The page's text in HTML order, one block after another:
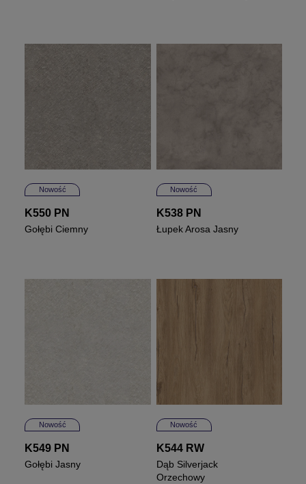
Nowość
K550 PN
Gołębi Ciemny
Nowość
K538 PN
Łupek Arosa Jasny
Nowość
K549 PN
Gołębi Jasny
Nowość
K544 RW
Dąb Silverjack
Orzechowy